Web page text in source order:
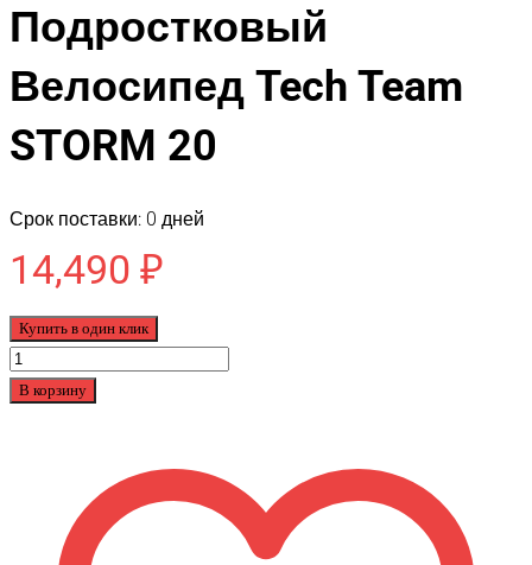
Подростковый
Велосипед Tech Team
STORM 20
Срок поставки: 0 дней
14,490 ₽
Купить в один клик
Количество
товара
STORM
В корзину